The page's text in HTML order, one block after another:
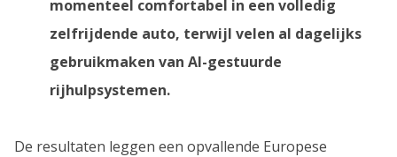
momenteel comfortabel in een volledig
zelfrijdende auto, terwijl velen al dagelijks
gebruikmaken van AI-gestuurde
rijhulpsystemen.
De resultaten leggen een opvallende Europese